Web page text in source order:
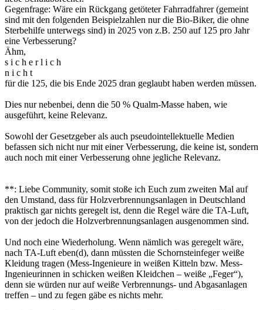
Gegenfrage: Wäre ein Rückgang getöteter Fahrradfahrer (gemeint
sind mit den folgenden Beispielzahlen nur die Bio-Biker, die ohne
Sterbehilfe unterwegs sind) in 2025 von z.B. 250 auf 125 pro Jahr
eine Verbesserung?
Ähm,
s i c h e r l i c h
n i c h t
für die 125, die bis Ende 2025 dran geglaubt haben werden müssen.
Dies nur nebenbei, denn die 50 % Qualm-Masse haben, wie
ausgeführt, keine Relevanz.
Sowohl der Gesetzgeber als auch pseudointellektuelle Medien
befassen sich nicht nur mit einer Verbesserung, die keine ist, sondern
auch noch mit einer Verbesserung ohne jegliche Relevanz.
**: Liebe Community, somit stoße ich Euch zum zweiten Mal auf
den Umstand, dass für Holzverbrennungsanlagen in Deutschland
praktisch gar nichts geregelt ist, denn die Regel wäre die TA-Luft,
von der jedoch die Holzverbrennungsanlagen ausgenommen sind.
Und noch eine Wiederholung. Wenn nämlich was geregelt wäre,
nach TA-Luft eben(d), dann müssten die Schornsteinfeger weiße
Kleidung tragen (Mess-Ingenieure in weißen Kitteln bzw. Mess-
Ingenieurinnen in schicken weißen Kleidchen – weiße „Feger“),
denn sie würden nur auf weiße Verbrennungs- und Abgasanlagen
treffen – und zu fegen gäbe es nichts mehr.